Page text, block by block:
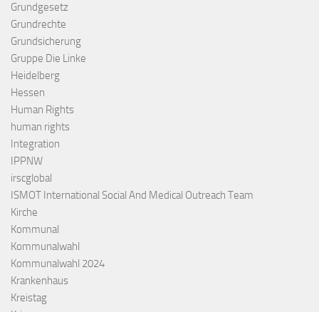
Grundgesetz
Grundrechte
Grundsicherung
Gruppe Die Linke
Heidelberg
Hessen
Human Rights
human rights
Integration
IPPNW
irscglobal
ISMOT International Social And Medical Outreach Team
Kirche
Kommunal
Kommunalwahl
Kommunalwahl 2024
Krankenhaus
Kreistag